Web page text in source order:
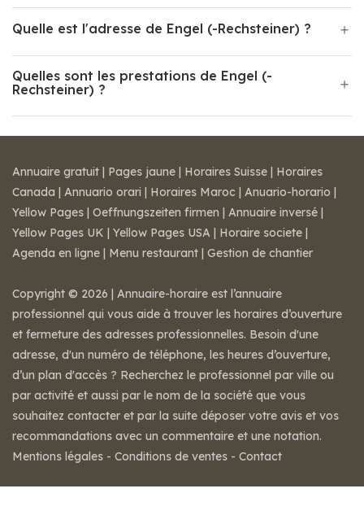
Quelle est l'adresse de Engel (-Rechsteiner) ?
Quelles sont les prestations de Engel (-
Rechsteiner) ?
Annuaire gratuit | Pages jaune | Horaires Suisse | Horaires
Canada | Annuario orari | Horaires Maroc | Anuario-horario |
Yellow Pages | Oeffnungszeiten firmen | Annuaire inversé |
Yellow Pages UK | Yellow Pages USA | Horaire societe |
Agenda en ligne | Menu restaurant | Gestion de chantier
Copyright © 2026 | Annuaire-horaire est l’annuaire
professionnel qui vous aide à trouver les horaires d’ouverture
et fermeture des adresses professionnelles. Besoin d'une
adresse, d'un numéro de téléphone, les heures d’ouverture,
d’un plan d'accès ? Recherchez le professionnel par ville ou
par activité et aussi par le nom de la société que vous
souhaitez contacter et par la suite déposer votre avis et vos
recommandations avec un commentaire et une notation.
Mentions légales - Conditions de ventes - Contact